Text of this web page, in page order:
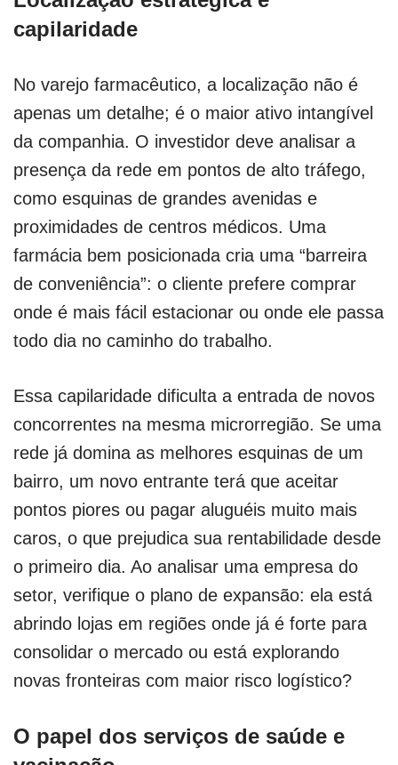
capilaridade
No varejo farmacêutico, a localização não é
apenas um detalhe; é o maior ativo intangível
da companhia. O investidor deve analisar a
presença da rede em pontos de alto tráfego,
como esquinas de grandes avenidas e
proximidades de centros médicos. Uma
farmácia bem posicionada cria uma “barreira
de conveniência”: o cliente prefere comprar
onde é mais fácil estacionar ou onde ele passa
todo dia no caminho do trabalho.
Essa capilaridade dificulta a entrada de novos
concorrentes na mesma microrregião. Se uma
rede já domina as melhores esquinas de um
bairro, um novo entrante terá que aceitar
pontos piores ou pagar aluguéis muito mais
caros, o que prejudica sua rentabilidade desde
o primeiro dia. Ao analisar uma empresa do
setor, verifique o plano de expansão: ela está
abrindo lojas em regiões onde já é forte para
consolidar o mercado ou está explorando
novas fronteiras com maior risco logístico?
O papel dos serviços de saúde e